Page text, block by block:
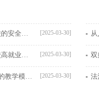
[2025-03-30]
[2025-03-30]
[2025-03-30]